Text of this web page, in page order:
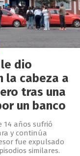
dio
la cabeza a
tras una
un banco
14 años sufrió
y continúa
fue expulsado
similares.